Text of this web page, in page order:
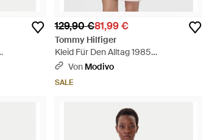
129,90 €81,99 €
Tommy Hilfiger
Kleid Für Den Alltag 1985
Ww0Ww37853 Slim Fit - Pink
Von Modivo
SALE